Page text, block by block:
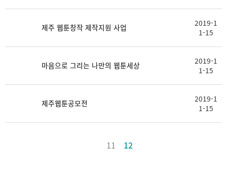
제주 웹툰창작 제작지원 사업
2019-1
1-15
마음으로 그리는 나만의 웹툰세상
2019-1
1-15
제주웹툰공모전
2019-1
1-15
11 12